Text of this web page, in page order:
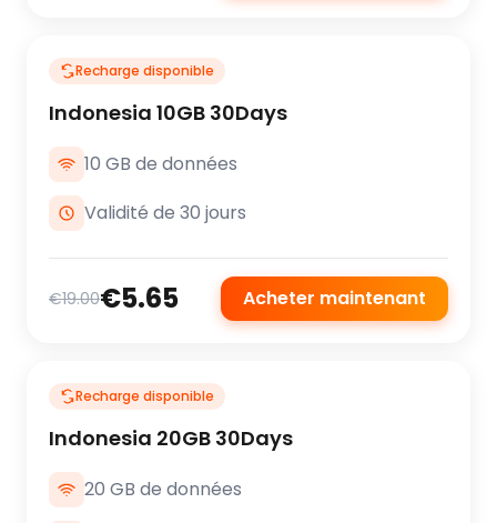
Recharge disponible
Indonesia 10GB 30Days
10 GB de données
Validité de 30 jours
€19.00€5.65 Acheter maintenant
Recharge disponible
Indonesia 20GB 30Days
20 GB de données